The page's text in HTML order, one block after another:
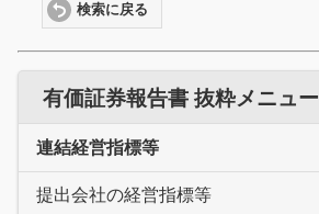
検索に戻る
有価証券報告書 抜粋メニュー
連結経営指標等
提出会社の経営指標等